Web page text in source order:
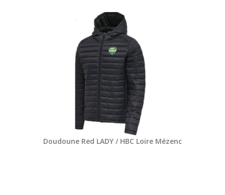
Doudoune Red LADY / HBC Loire Mézenc